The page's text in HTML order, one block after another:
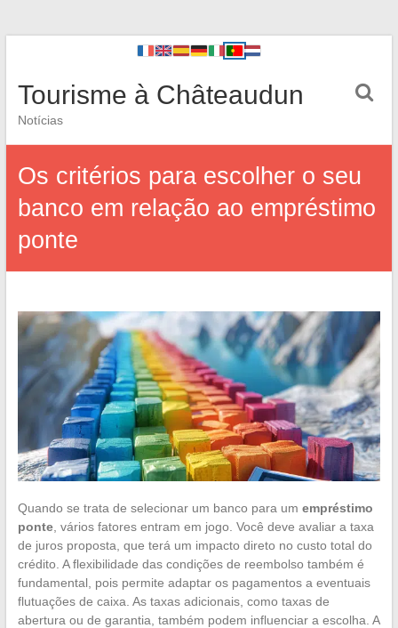
Tourisme à Châteaudun
Notícias
Os critérios para escolher o seu
banco em relação ao empréstimo
ponte
Quando se trata de selecionar um banco para um empréstimo
ponte, vários fatores entram em jogo. Você deve avaliar a taxa
de juros proposta, que terá um impacto direto no custo total do
crédito. A flexibilidade das condições de reembolso também é
fundamental, pois permite adaptar os pagamentos a eventuais
flutuações de caixa. As taxas adicionais, como taxas de
abertura ou de garantia, também podem influenciar a escolha. A